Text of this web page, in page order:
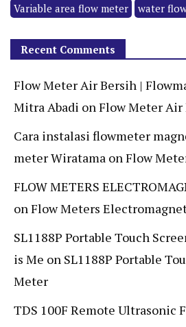
Variable area flow meter
water
Recent Comments
Flow Meter Air Bersih |
Mitra Abadi on Flow Meter Air
Cara instalasi flowmeter
meter Wiratama on Flow
FLOW METERS
on Flow Meters
SL1188P Portable Touch
is Me on SL1188P Portable
Meter
TDS 100F Remote Ultrasonic